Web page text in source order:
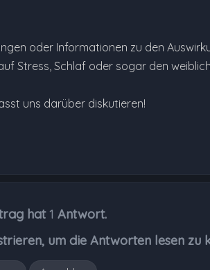
oder Informationen zu den
Stress, Schlaf oder sogar den
uns darüber diskutieren!
hat 1 Antwort.
um die Antworten lesen zu